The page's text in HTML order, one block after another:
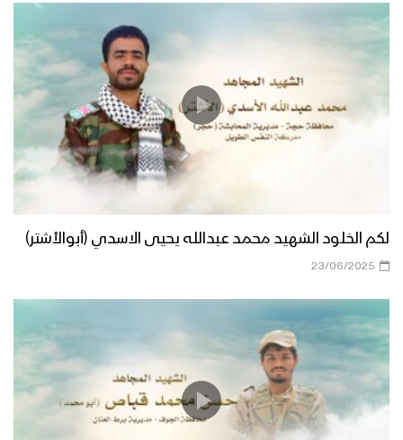
لكم الخلود الشهيد محمد عبدالله يحيى الاسدي (أبوالأشتر)
23/06/2025